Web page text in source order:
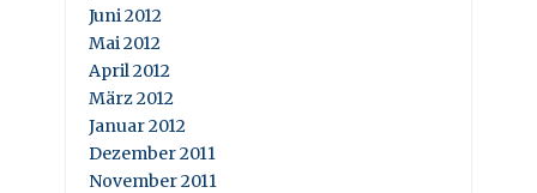
Juni 2012
Mai 2012
April 2012
März 2012
Januar 2012
Dezember 2011
November 2011